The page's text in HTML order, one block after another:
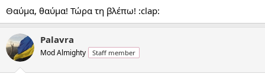
Θαύμα, θαύμα! Τώρα τη βλέπω! :clap:
Palavra
Mod Almighty Staff member